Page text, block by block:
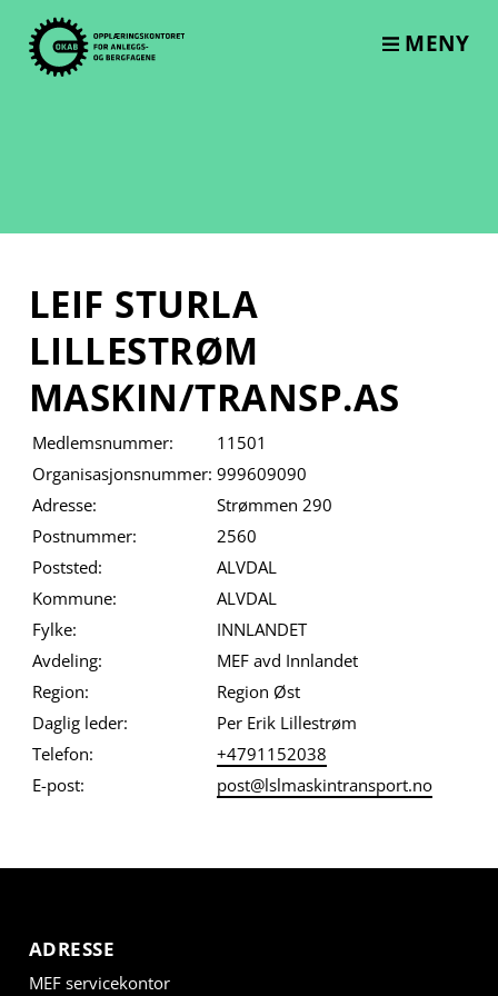
content
MENY
LEIF STURLA
LILLESTRØM
MASKIN/TRANSP.AS
Medlemsnummer:
11501
Organisasjonsnummer: 999609090
Adresse:
Strømmen 290
Postnummer:
2560
Poststed:
ALVDAL
Kommune:
ALVDAL
Fylke:
INNLANDET
Avdeling:
MEF avd Innlandet
Region:
Region Øst
Daglig leder:
Per Erik Lillestrøm
Telefon:
+4791152038
E-post:
post@lslmaskintransport.no
ADRESSE
MEF servicekontor